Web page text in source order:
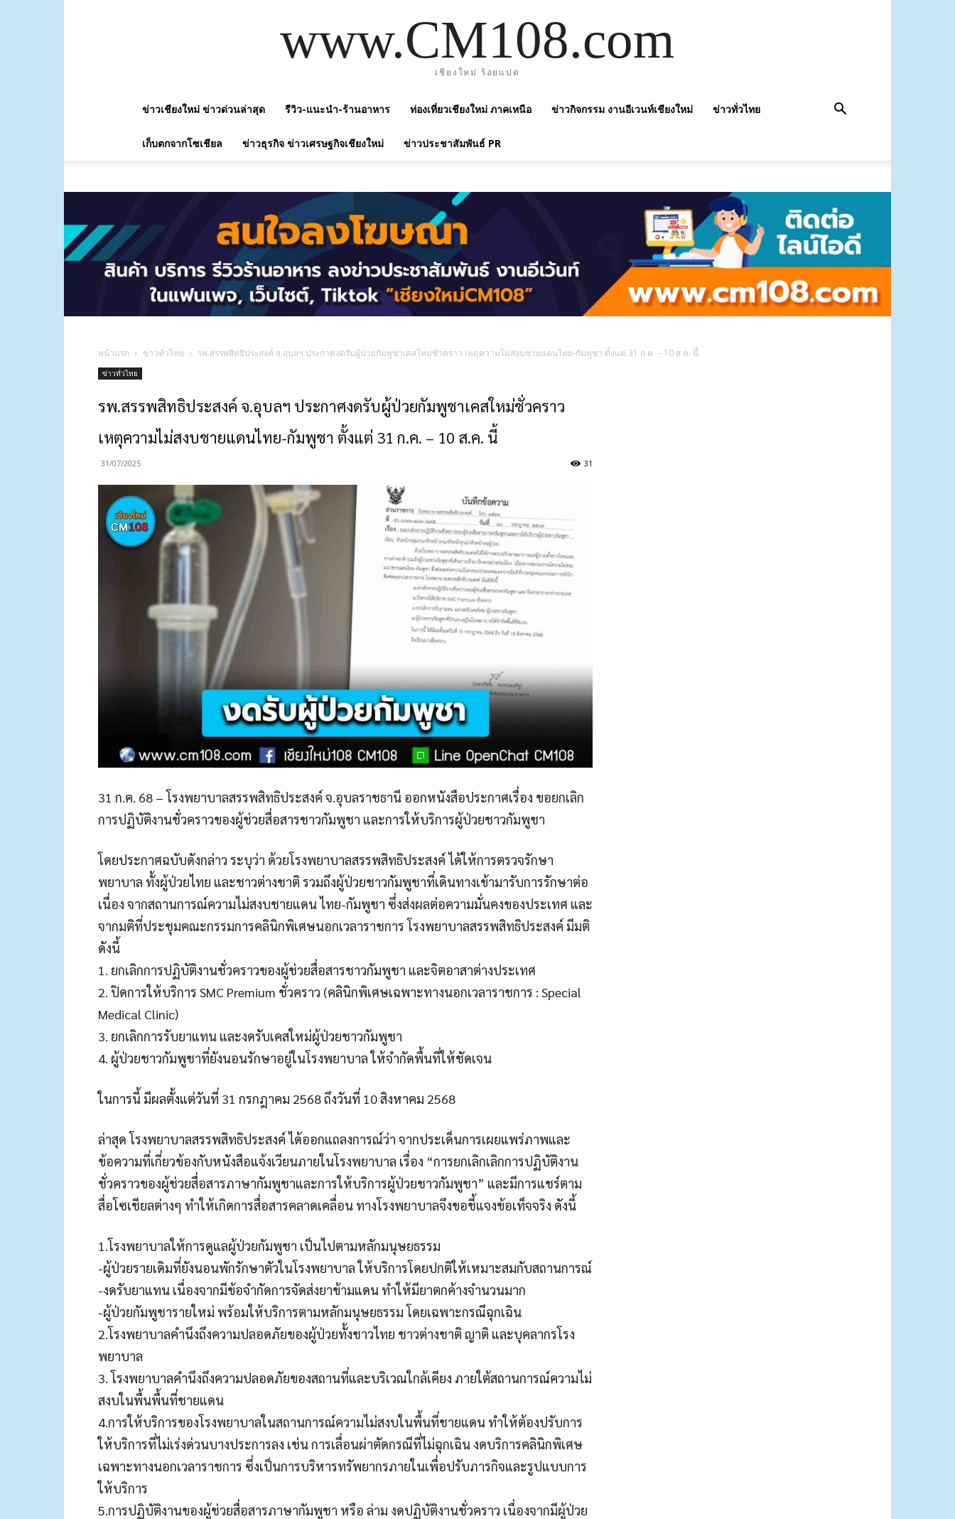
www.CM108.com
เชียงใหม่ ร้อยแปด
ข่าวเชียงใหม่ ข่าวด่วนล่าสุด รีวิว-แนะนำ-ร้านอาหาร ท่องเที่ยวเชียงใหม่ ภาคเหนือ ข่าวกิจกรรม งานอีเวนท์เชียงใหม่ ข่าวทั่วไทย
เก็บตกจากโซเชียล ข่าวธุรกิจ ข่าวเศรษฐกิจเชียงใหม่ ข่าวประชาสัมพันธ์ PR
หน้าแรก ข่าวทั่วไทย รพ.สรรพสิทธิประสงค์ จ.อุบลฯ ประกาศงดรับผู้ป่วยกัมพูชาเคสใหม่ชั่วคราว เหตุความไม่สงบชายแดนไทย-กัมพูชา ตั้งแต่ 31 ก.ค. – 10 ส.ค. นี้
ข่าวทั่วไทย
รพ.สรรพสิทธิประสงค์ จ.อุบลฯ ประกาศงดรับผู้ป่วยกัมพูชาเคสใหม่ชั่วคราว
เหตุความไม่สงบชายแดนไทย-กัมพูชา ตั้งแต่ 31 ก.ค. – 10 ส.ค. นี้
31/07/2025 31
31 ก.ค. 68 – โรงพยาบาลสรรพสิทธิประสงค์ จ.อุบลราชธานี ออกหนังสือประกาศเรื่อง ขอยกเลิก
การปฏิบัติงานชั่วคราวของผู้ช่วยสื่อสารชาวกัมพูชา และการให้บริการผู้ป่วยชาวกัมพูชา
โดยประกาศฉบับดังกล่าว ระบุว่า ด้วยโรงพยาบาลสรรพสิทธิประสงค์ ได้ให้การตรวจรักษา
พยาบาล ทั้งผู้ป่วยไทย และชาวต่างชาติ รวมถึงผู้ป่วยชาวกัมพูชาที่เดินทางเข้ามารับการรักษาต่อ
เนื่อง จากสถานการณ์ความไม่สงบชายแดน ไทย-กัมพูชา ซึ่งส่งผลต่อความมั่นคงของประเทศ และ
จากมติที่ประชุมคณะกรรมการคลินิกพิเศษนอกเวลาราชการ โรงพยาบาลสรรพสิทธิประสงค์ มีมติ
ดังนี้
1. ยกเลิกการปฏิบัติงานชั่วคราวของผู้ช่วยสื่อสารชาวกัมพูชา และจิตอาสาต่างประเทศ
2. ปิดการให้บริการ SMC Premium ชั่วคราว (คลินิกพิเศษเฉพาะทางนอกเวลาราชการ : Special
Medical Clinic)
3. ยกเลิกการรับยาแทน และงดรับเคสใหม่ผู้ป่วยชาวกัมพูชา
4. ผู้ป่วยชาวกัมพูชาที่ยังนอนรักษาอยู่ในโรงพยาบาล ให้จำกัดพื้นที่ให้ชัดเจน
ในการนี้ มีผลตั้งแต่วันที่ 31 กรกฎาคม 2568 ถึงวันที่ 10 สิงหาคม 2568
ล่าสุด โรงพยาบาลสรรพสิทธิประสงค์ ได้ออกแถลงการณ์ว่า จากประเด็นการเผยแพร่ภาพและ
ข้อความที่เกี่ยวข้องกับหนังสือแจ้งเวียนภายในโรงพยาบาล เรื่อง “การยกเลิกเลิกการปฏิบัติงาน
ชั่วคราวของผู้ช่วยสื่อสารภาษากัมพูชาและการให้บริการผู้ป่วยชาวกัมพูชา” และมีการแชร์ตาม
สื่อโซเชียลต่างๆ ทำให้เกิดการสื่อสารคลาดเคลื่อน ทางโรงพยาบาลจึงขอชี้แจงข้อเท็จจริง ดังนี้
1.โรงพยาบาลให้การดูแลผู้ป่วยกัมพูชา เป็นไปตามหลักมนุษยธรรม
-ผู้ป่วยรายเดิมที่ยังนอนพักรักษาตัวในโรงพยาบาล ให้บริการโดยปกติให้เหมาะสมกับสถานการณ์
-งดรับยาแทน เนื่องจากมีข้อจำกัดการจัดส่งยาข้ามแดน ทำให้มียาตกค้างจำนวนมาก
-ผู้ป่วยกัมพูชารายใหม่ พร้อมให้บริการตามหลักมนุษยธรรม โดยเฉพาะกรณีฉุกเฉิน
2.โรงพยาบาลคำนึงถึงความปลอดภัยของผู้ป่วยทั้งชาวไทย ชาวต่างชาติ ญาติ และบุคลากรโรง
พยาบาล
3. โรงพยาบาลคำนึงถึงความปลอดภัยของสถานที่และบริเวณใกล้เคียง ภายใต้สถานการณ์ความไม่
สงบในพื้นพื้นที่ชายแดน
4.การให้บริการของโรงพยาบาลในสถานการณ์ความไม่สงบในพื้นที่ชายแดน ทำให้ต้องปรับการ
ให้บริการที่ไม่เร่งด่วนบางประการลง เช่น การเลื่อนผ่าตัดกรณีที่ไม่ฉุกเฉิน งดบริการคลินิกพิเศษ
เฉพาะทางนอกเวลาราชการ ซึ่งเป็นการบริหารทรัพยากรภายในเพื่อปรับภารกิจและรูปแบบการ
ให้บริการ
5.การปฏิบัติงานของผู้ช่วยสื่อสารภาษากัมพูชา หรือ ล่าม งดปฏิบัติงานชั่วคราว เนื่องจากมีผู้ป่วย